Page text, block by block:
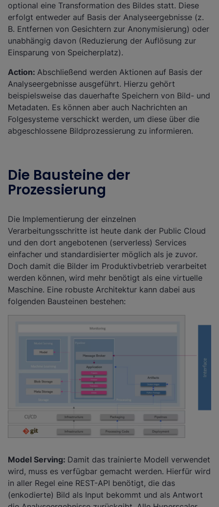
optional eine Transformation des Bildes statt. Diese
erfolgt entweder auf Basis der Analyseergebnisse (z.
B. Entfernen von Gesichtern zur Anonymisierung) oder
unabhängig davon (Reduzierung der Auflösung zur
Einsparung von Speicherplatz).
Action: Abschließend werden Aktionen auf Basis der
Analyseergebnisse ausgeführt. Hierzu gehört
beispielsweise das dauerhafte Speichern von Bild- und
Metadaten. Es können aber auch Nachrichten an
Folgesysteme verschickt werden, um diese über die
abgeschlossene Bildprozessierung zu informieren.
Die Bausteine der
Prozessierung
Die Implementierung der einzelnen
Verarbeitungsschritte ist heute dank der Public Cloud
und den dort angebotenen (serverless) Services
einfacher und standardisierter möglich als je zuvor.
Doch damit die Bilder im Produktivbetrieb verarbeitet
werden können, wird mehr benötigt als eine virtuelle
Maschine. Eine robuste Architektur kann dabei aus
folgenden Bausteinen bestehen:
Model Serving: Damit das trainierte Modell verwendet
wird, muss es verfügbar gemacht werden. Hierfür wird
in aller Regel eine REST-API benötigt, die das
(enkodierte) Bild als Input bekommt und als Antwort